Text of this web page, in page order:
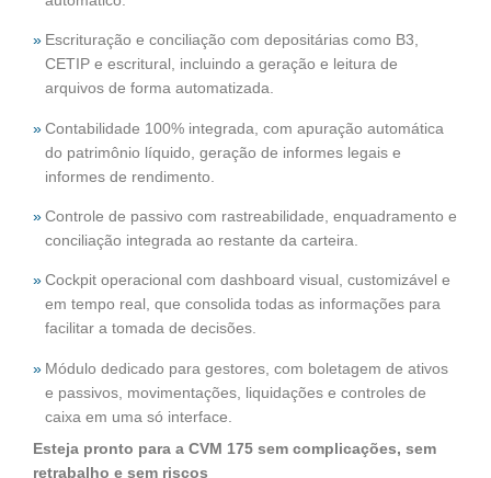
Escrituração e conciliação com depositárias como B3,
CETIP e escritural, incluindo a geração e leitura de
arquivos de forma automatizada.
Contabilidade 100% integrada, com apuração automática
do patrimônio líquido, geração de informes legais e
informes de rendimento.
Controle de passivo com rastreabilidade, enquadramento e
conciliação integrada ao restante da carteira.
Cockpit operacional com dashboard visual, customizável e
em tempo real, que consolida todas as informações para
facilitar a tomada de decisões.
Módulo dedicado para gestores, com boletagem de ativos
e passivos, movimentações, liquidações e controles de
caixa em uma só interface.
Esteja pronto para a CVM 175 sem complicações, sem
retrabalho e sem riscos